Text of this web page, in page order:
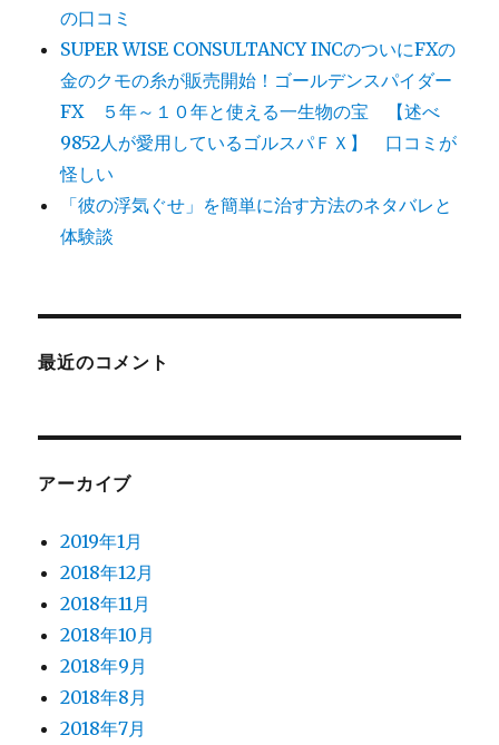
の口コミ
SUPER WISE CONSULTANCY INCのついにFXの
金のクモの糸が販売開始！ゴールデンスパイダー
FX ５年～１０年と使える一生物の宝 【述べ
9852人が愛用しているゴルスパＦＸ】 口コミが
怪しい
「彼の浮気ぐせ」を簡単に治す方法のネタバレと
体験談
最近のコメント
アーカイブ
2019年1月
2018年12月
2018年11月
2018年10月
2018年9月
2018年8月
2018年7月